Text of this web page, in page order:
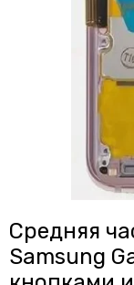
Считыватели,
Звонки, динамики
Проклейки
Средняя
Samsung